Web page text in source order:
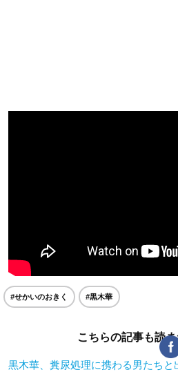
#せかいのおきく #黒木華
こちらの記事も読
黒木華、糞尿処理に携わる男たち